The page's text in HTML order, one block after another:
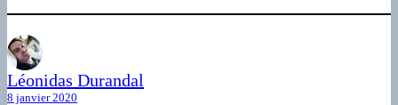
Léonidas Durandal
8 janvier 2020